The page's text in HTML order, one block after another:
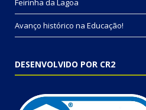
Feirinha da Lagoa
Avanço histórico na Educação!
DESENVOLVIDO POR CR2